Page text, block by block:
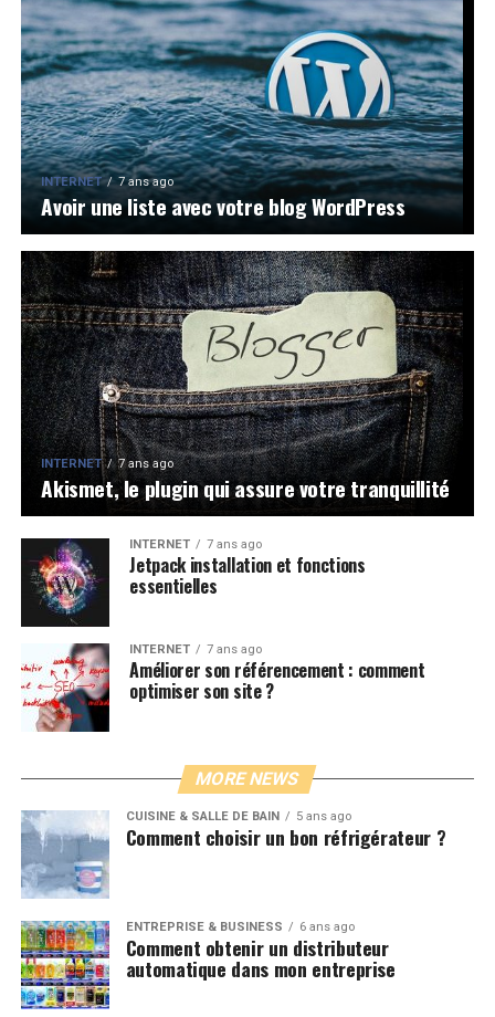
INTERNET 7 ans ago
Avoir une liste avec votre blog WordPress
INTERNET 7 ans ago
Akismet, le plugin qui assure votre tranquillité
INTERNET 7 ans ago
Jetpack installation et fonctions
essentielles
INTERNET 7 ans ago
Améliorer son référencement : comment
optimiser son site ?
MORE NEWS
CUISINE & SALLE DE BAIN 5 ans ago
Comment choisir un bon réfrigérateur ?
ENTREPRISE & BUSINESS 6 ans ago
Comment obtenir un distributeur
automatique dans mon entreprise